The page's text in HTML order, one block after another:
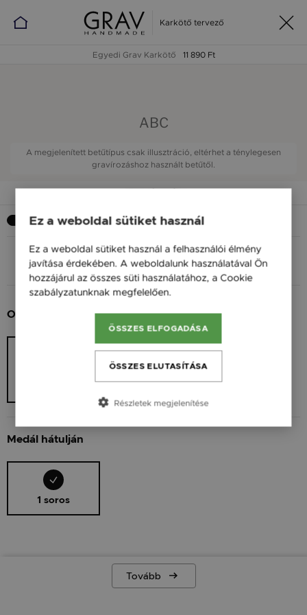
Karkötő tervező
Egyedi Grav Karkötő 11 890 Ft
ABC
A megjelenített betűtípus csak illusztráció, eltérhet a ténylegesen
gravírozáshoz használt betűtől.
Szeretnék gravírozást
Oldalak
Medál hátulján
1 soros
Tovább
Ez a weboldal sütiket használ
Ez a weboldal sütiket használ a felhasználói élmény
javítása érdekében. A weboldalunk használatával Ön
hozzájárul az összes süti használatához, a Cookie
szabályzatunknak megfelelően.
ÖSSZES ELFOGADÁSA
ÖSSZES ELUTASÍTÁSA
Részletek megjelenítése